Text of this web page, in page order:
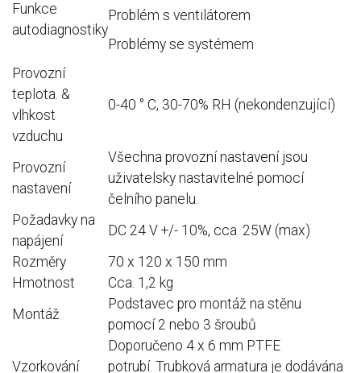
Funkce
autodiagnostiky
Problém s ventilátorem
Problémy se systémem
Provozní
teplota. &
vlhkost
vzduchu
0-40 ° C, 30-70% RH (nekondenzující)
Provozní
nastavení
Všechna provozní nastavení jsou
uživatelsky nastavitelné pomocí
čelního panelu.
Požadavky na
napájení
DC 24 V +/- 10%, cca. 25W (max)
Rozměry
70 x 120 x 150 mm
Hmotnost
Cca. 1,2 kg
Montáž
Podstavec pro montáž na stěnu
pomocí 2 nebo 3 šroubů
Vzorkování
Doporučeno 4 x 6 mm PTFE
potrubí. Trubková armatura je dodávána